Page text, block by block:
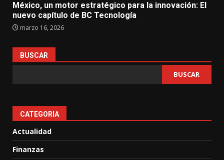
México, un motor estratégico para la innovación: El
nuevo capítulo de BC Tecnología
marzo 16, 2026
BUSCAR
BUSCAR
CATEGORIA
Actualidad
Finanzas